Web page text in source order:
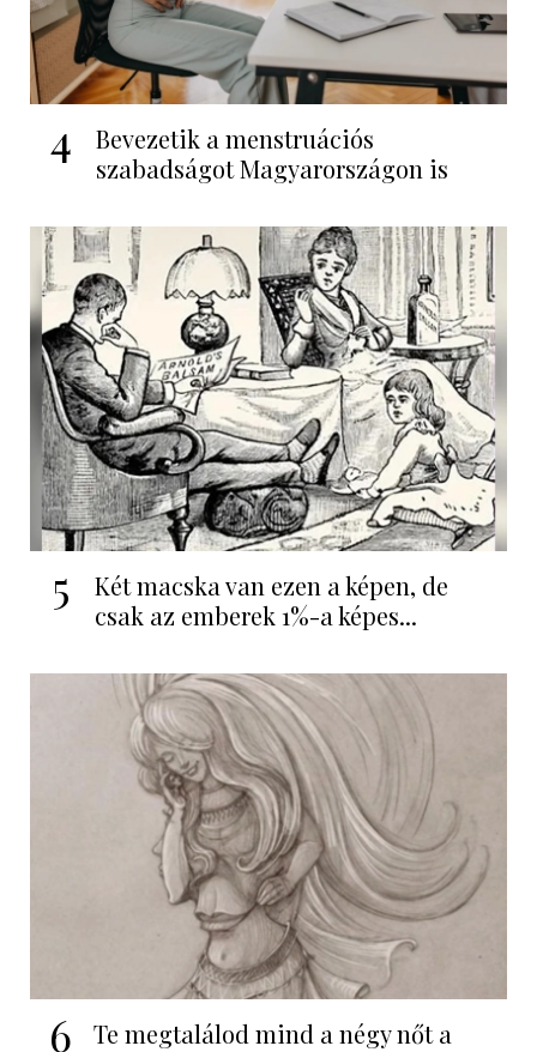
4
Bevezetik a menstruációs
szabadságot Magyarországon is
5
Két macska van ezen a képen, de
csak az emberek 1%-a képes...
6
Te megtalálod mind a négy nőt a